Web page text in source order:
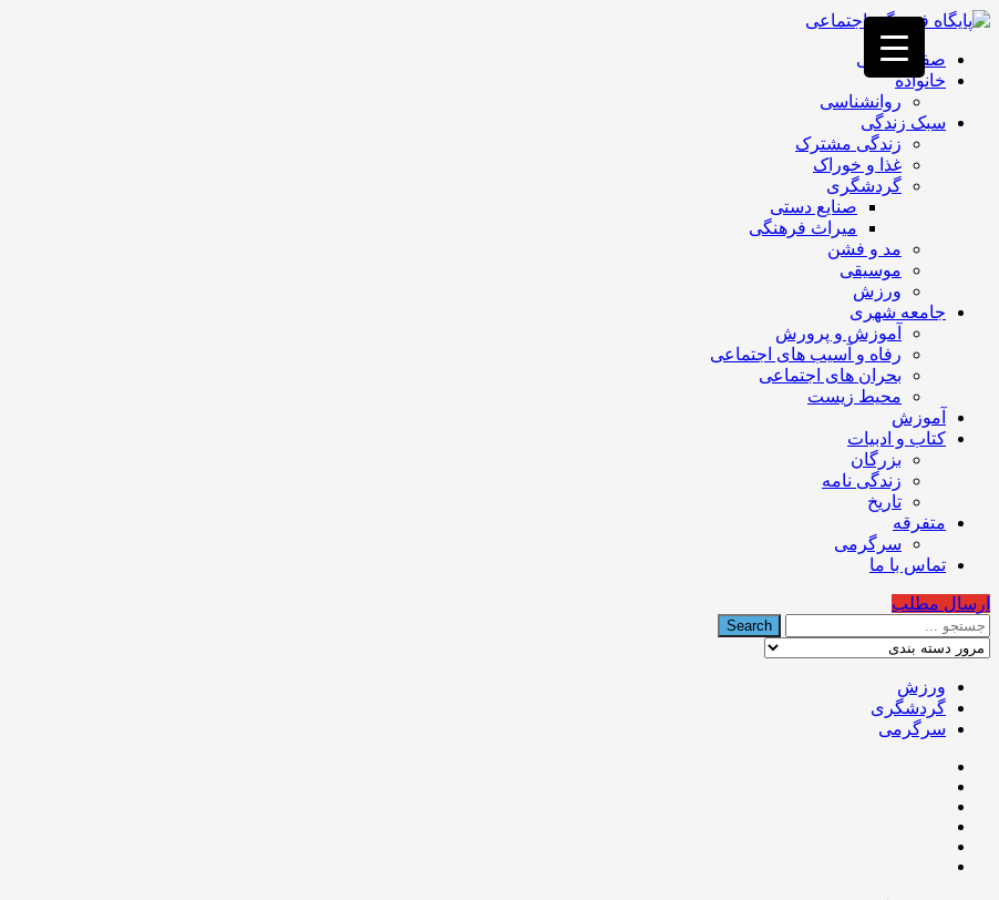
فصد
غرب
تهران
خشکشویی
تصفیه
تهران
صفحه اصلی
خانواده
روانشناسی
سبک زندگی
زندگی مشترک
غذا و خوراک
گردشگری
صنایع دستی
میراث فرهنگی
مد و فشن
موسیقی
ورزش
جامعه شهری
آموزش و پرورش
رفاه و آسیب های اجتماعی
بحران های اجتماعی
محیط زیست
آموزش
کتاب و ادبیات
بزرگان
زندگی نامه
تاریخ
متفرقه
سرگرمی
تماس با ما
ارسال مطلب
ورزش
گردشگری
سرگرمی